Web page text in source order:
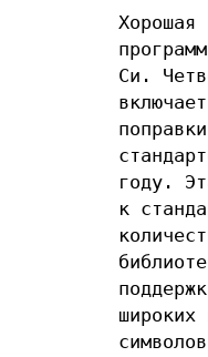
Хорошая
Си.
году.
к
широких